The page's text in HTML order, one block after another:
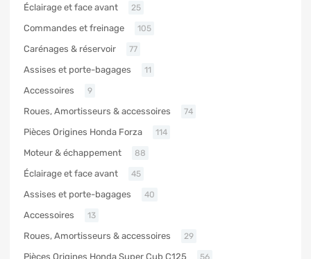
Éclairage et face avant 25
Commandes et freinage 105
Carénages & réservoir 77
Assises et porte-bagages 11
Accessoires 9
Roues, Amortisseurs & accessoires 74
Pièces Origines Honda Forza 114
Moteur & échappement 88
Éclairage et face avant 45
Assises et porte-bagages 40
Accessoires 13
Roues, Amortisseurs & accessoires 29
Pièces Origines Honda Super Cub C125 56